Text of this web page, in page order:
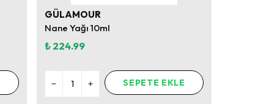
GÜLAMOUR
Nane Yağı 10ml
₺ 224.99
SEPETE EKLE